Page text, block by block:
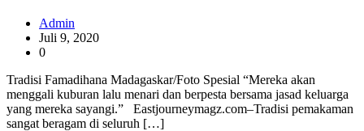
Admin
Juli 9, 2020
0
Tradisi Famadihana Madagaskar/Foto Spesial “Mereka akan
menggali kuburan lalu menari dan berpesta bersama jasad keluarga
yang mereka sayangi.” Eastjourneymagz.com–Tradisi pemakaman
sangat beragam di seluruh […]